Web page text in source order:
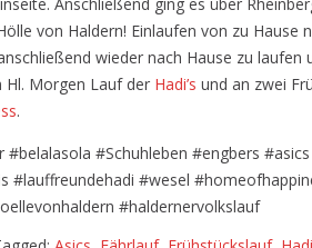
von Haldern! Einlaufen von zu Hause
wieder nach Hause zu laufen
Hl. Morgen Lauf der Hadi’s und an zwei
.
#Schuhleben #engbers
#lauffreundehadi #wesel
#haldernervolkslauf